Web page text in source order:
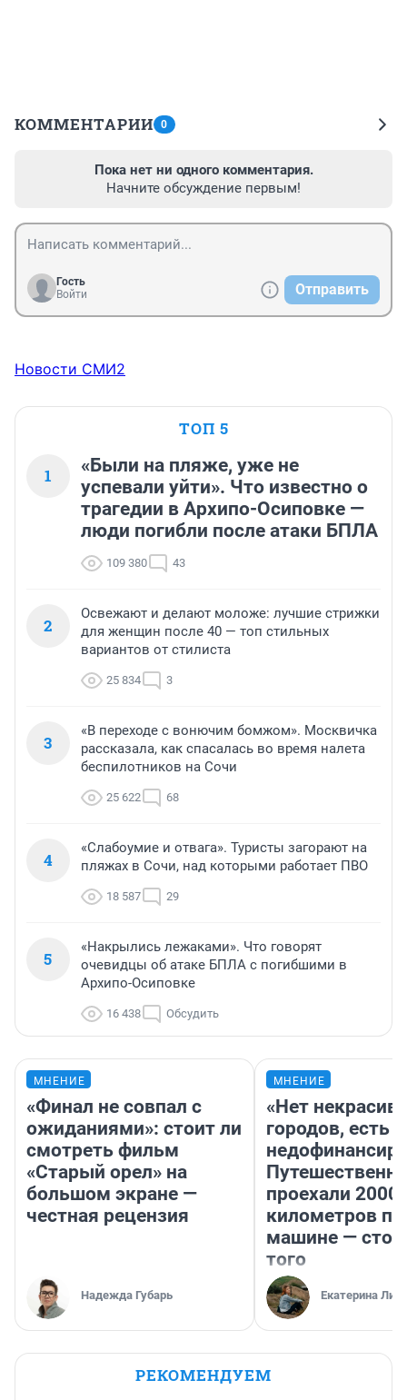
КОММЕНТАРИИ 0
Пока нет ни одного комментария.
Начните обсуждение первым!
Гость
Войти
Отправить
Новости СМИ2
ТОП 5
1
«Были на пляже, уже не
успевали уйти». Что известно о
трагедии в Архипо-Осиповке —
люди погибли после атаки БПЛА
109 380 43
2
Освежают и делают моложе: лучшие стрижки
для женщин после 40 — топ стильных
вариантов от стилиста
25 834 3
3
«В переходе с вонючим бомжом». Москвичка
рассказала, как спасалась во время налета
беспилотников на Сочи
25 622 68
4
«Слабоумие и отвага». Туристы загорают на
пляжах в Сочи, над которыми работает ПВО
18 587 29
5
«Накрылись лежаками». Что говорят
очевидцы об атаке БПЛА с погибшими в
Архипо-Осиповке
16 438 Обсудить
МНЕНИЕ
«Финал не совпал с
ожиданиями»: стоит ли
смотреть фильм
«Старый орел» на
большом экране —
честная рецензия
Надежда Губарь
МНЕНИЕ
«Нет
городов, есть
проехали 2000
километров по
машине —
того
Екатерина
РЕКОМЕНДУЕМ